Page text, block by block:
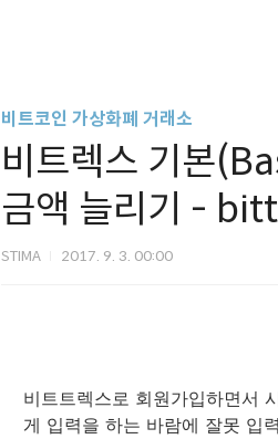
비트코인 가상화폐 거래소
비트렉스 기본
금액 늘리기 -
STIMA 2017. 9. 3. 00:00
비트트렉스로 회원가입하면서
게 입력을 하는 바람에 잘못 입